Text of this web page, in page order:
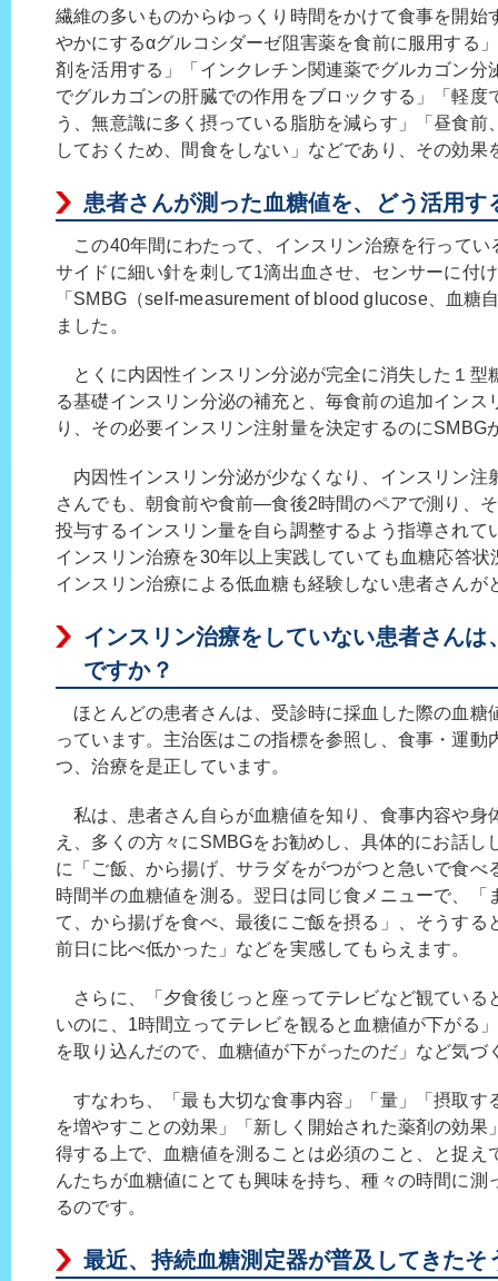
繊維の多いものからゆっくり時間をかけて食事を開始
やかにするαグルコシダーゼ阻害薬を食前に服用する
剤を活用する」「インクレチン関連薬でグルカゴン分
でグルカゴンの肝臓での作用をブロックする」「軽度
う、無意識に多く摂っている脂肪を減らす」「昼食前
しておくため、間食をしない」などであり、その効果
患者さんが測った血糖値を、どう活用す
この40年間にわたって、インスリン治療を行ってい
サイドに細い針を刺して1滴出血させ、センサーに付
「SMBG（self-measurement of blood glucose、血糖
ました。
とくに内因性インスリン分泌が完全に消失した１型
る基礎インスリン分泌の補充と、毎食前の追加インス
り、その必要インスリン注射量を決定するのにSMBG
内因性インスリン分泌が少なくなり、インスリン注
さんでも、朝食前や食前―食後2時間のペアで測り、
投与するインスリン量を自ら調整するよう指導されて
インスリン治療を30年以上実践していても血糖応答
インスリン治療による低血糖も経験しない患者さんが
インスリン治療をしていない患者さんは
ですか？
ほとんどの患者さんは、受診時に採血した際の血糖
っています。主治医はこの指標を参照し、食事・運動
つ、治療を是正しています。
私は、患者さん自らが血糖値を知り、食事内容や身
え、多くの方々にSMBGをお勧めし、具体的にお話し
に「ご飯、から揚げ、サラダをがつがつと急いで食べ
時間半の血糖値を測る。翌日は同じ食メニューで、「
て、から揚げを食べ、最後にご飯を摂る」、そうする
前日に比べ低かった」などを実感してもらえます。
さらに、「夕食後じっと座ってテレビなど観ている
いのに、1時間立ってテレビを観ると血糖値が下がる
を取り込んだので、血糖値が下がったのだ」など気づ
すなわち、「最も大切な食事内容」「量」「摂取す
を増やすことの効果」「新しく開始された薬剤の効果
得する上で、血糖値を測ることは必須のこと、と捉え
んたちが血糖値にとても興味を持ち、種々の時間に測
るのです。
最近、持続血糖測定器が普及してきたそ